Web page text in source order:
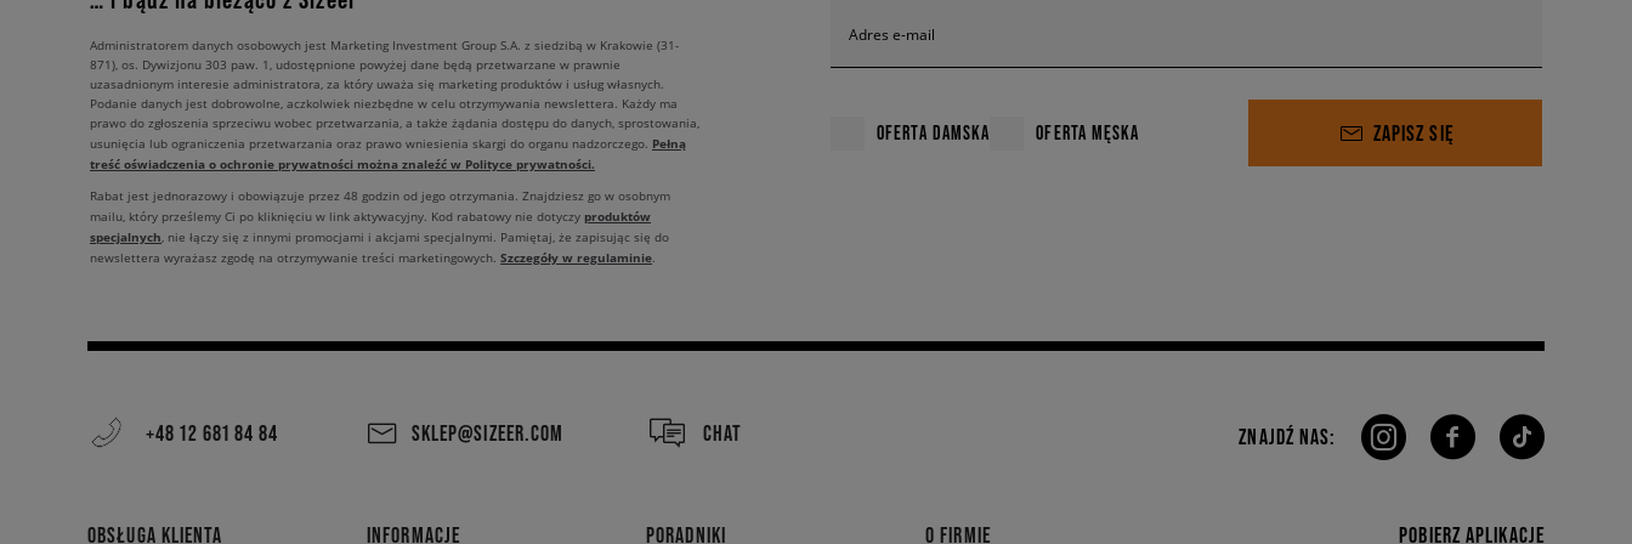
Adres e-mail
OFERTA DAMSKA OFERTA MĘSKA ZAPISZ SIĘ
Administratorem danych osobowych jest Marketing Investment Group S.A. z siedzibą w Krakowie (31-
871), os. Dywizjonu 303 paw. 1, udostępnione powyżej dane będą przetwarzane w prawnie
uzasadnionym interesie administratora, za który uważa się marketing produktów i usług własnych.
Podanie danych jest dobrowolne, aczkolwiek niezbędne w celu otrzymywania newslettera. Każdy ma
prawo do zgłoszenia sprzeciwu wobec przetwarzania, a także żądania dostępu do danych, sprostowania,
usunięcia lub ograniczenia przetwarzania oraz prawo wniesienia skargi do organu nadzorczego. Pełną
treść oświadczenia o ochronie prywatności można znaleźć w Polityce prywatności.
Rabat jest jednorazowy i obowiązuje przez 48 godzin od jego otrzymania. Znajdziesz go w osobnym
mailu, który prześlemy Ci po kliknięciu w link aktywacyjny. Kod rabatowy nie dotyczy produktów
specjalnych, nie łączy się z innymi promocjami i akcjami specjalnymi. Pamiętaj, że zapisując się do
newslettera wyrażasz zgodę na otrzymywanie treści marketingowych. Szczegóły w regulaminie.
+48 12 681 84 84 SKLEP@SIZEER.COM CHAT
OBSŁUGA KLIENTA INFORMACJE PORADNIKI O FIRMIE
ZNAJDŹ NAS:
POBIERZ APLIKACJE